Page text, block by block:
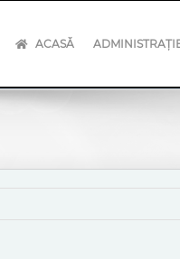
ACASĂ